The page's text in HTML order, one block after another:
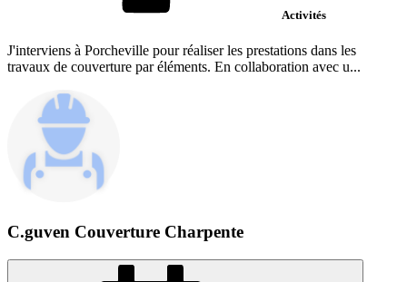
Activités
J'interviens à Porcheville pour réaliser les prestations dans les
travaux de couverture par éléments. En collaboration avec u...
C.guven Couverture Charpente